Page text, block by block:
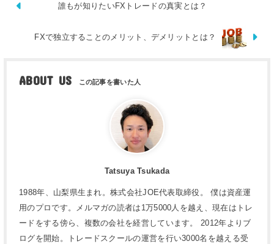
誰もが知りたいFXトレードの真実とは？
FXで独立することのメリット、デメリットとは？
ABOUT US
Tatsuya Tsukada
1988年、山梨県生まれ。株式会社JOE代表取締役。 僕は資産運
用のプロです。メルマガの読者は1万5000人を越え、現在はトレ
ードをする傍ら、複数の会社を経営しています。 2012年よりブ
ログを開始。トレードスクールの運営を行い3000名を越える受